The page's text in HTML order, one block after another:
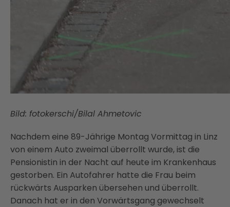
Bild: fotokerschi/Bilal Ahmetovic
Nachdem eine 89-Jährige Montag Vormittag in Linz
von einem Auto zweimal überrollt wurde, ist die
Pensionistin in der Nacht auf heute im Krankenhaus
gestorben. Ein Autofahrer hatte die Frau beim
rückwärts Ausparken übersehen und überrollt.
Danach hat er in den Vorwärtsgang gewechselt